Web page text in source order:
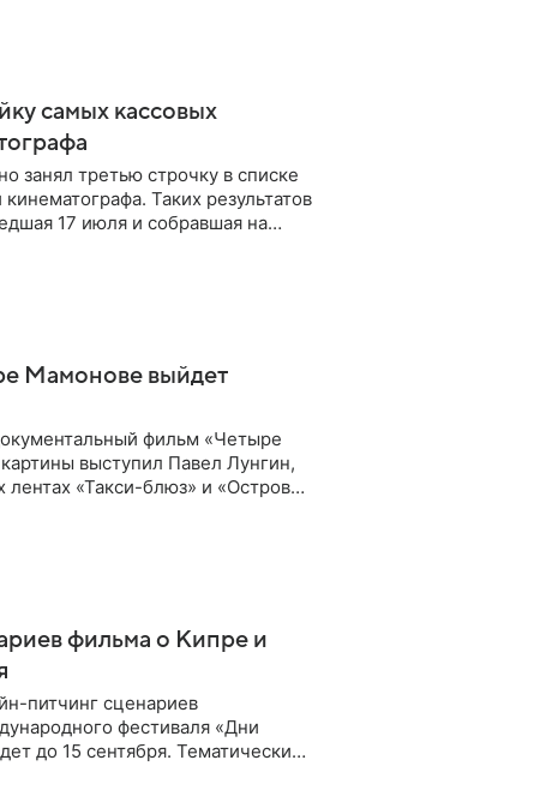
самых кассовых
занял третью строчку в списке
Таких результатов
17 июля и собравшая на
Мамонове выйдет
фильм «Четыре
выступил Павел Лунгин,
«Такси-блюз» и «Остров».
фильма о Кипре и
питчинг сценариев
фестиваля «Дни
до 15 сентября. Тематически